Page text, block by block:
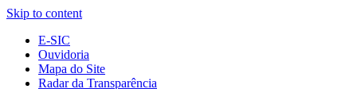
Skip to content
E-SIC
Ouvidoria
Mapa do Site
Radar da Transparência